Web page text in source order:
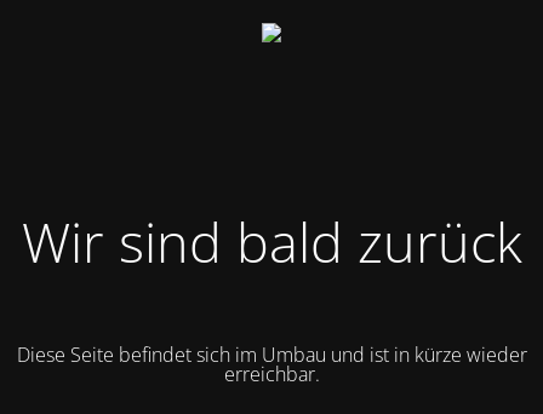
Wir sind bald zurück
Diese Seite befindet sich im Umbau und ist in kürze wieder
erreichbar.